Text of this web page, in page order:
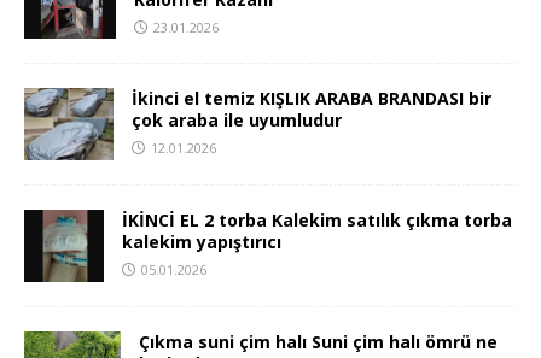
23.01.2026
İkinci el temiz KIŞLIK ARABA BRANDASI bir
çok araba ile uyumludur
12.01.2026
İKİNCİ EL 2 torba Kalekim satılık çıkma torba
kalekim yapıştırıcı
05.01.2026
Çıkma suni çim halı Suni çim halı ömrü ne